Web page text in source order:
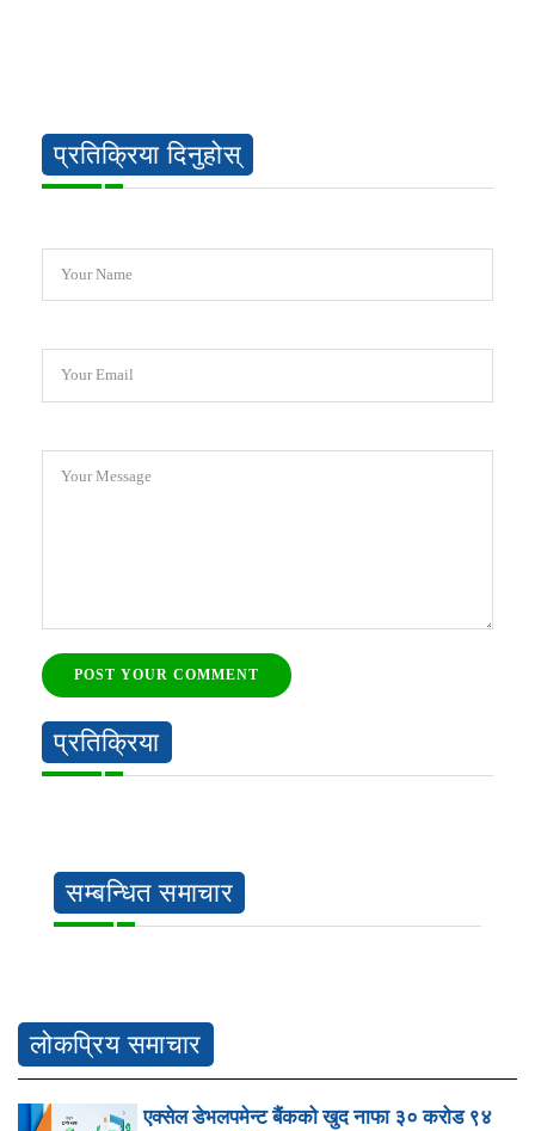
प्रतिक्रिया दिनुहोस्
Your Name
Your Email
Your Message
POST YOUR COMMENT
प्रतिक्रिया
सम्बन्धित समाचार
लोकप्रिय समाचार
एक्सेल डेभलपमेन्ट बैंकको खुद नाफा ३० करोड ९४